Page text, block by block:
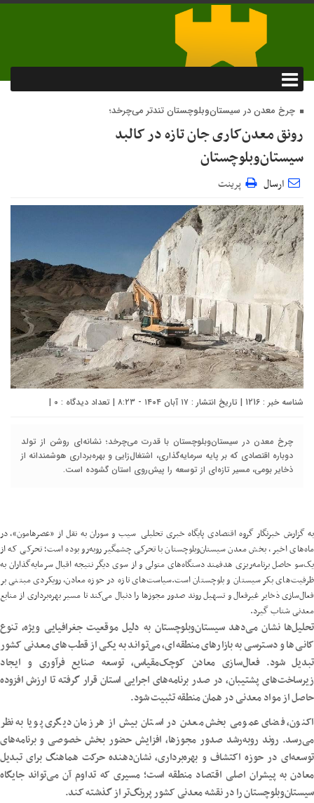
چرخ معدن در سیستان‌وبلوچستان تندتر می‌چرخد؛
رونق معدن‌کاری جان تازه در کالبد
سیستان‌وبلوچستان
ارسال پرینت
شناسه خبر : 1216 | تاریخ انتشار : ۱۷ آبان ۱۴۰۴ - ۸:۲۳ | تعداد دیدگاه : ۰ |
چرخ معدن در سیستان‌وبلوچستان با قدرت می‌چرخد؛ نشانه‌ای روشن از تولد
دوباره اقتصادی که بر پایه سرمایه‌گذاری، اشتغال‌زایی و بهره‌برداری هوشمندانه از
ذخایر بومی، مسیر تازه‌ای از توسعه را پیش‌روی استان گشوده است.
به گزارش خبرنگار گروه اقتصادی پایگاه خبری تحلیلی سیب و سوران به نقل از «عصرهامون»، در
ماه‌های اخیر، بخش معدن سیستان‌وبلوچستان با تحرکی چشمگیر روبه‌رو بوده است؛ تحرکی که از
یک‌سو حاصل برنامه‌ریزی هدفمند دستگاه‌های متولی و از سوی دیگر نتیجه اقبال سرمایه‌گذاران به
ظرفیت‌های بکر سیستان و بلوچستان است.سیاست‌های تازه در حوزه معادن، رویکردی مبتنی بر
فعال‌سازی ذخایر غیرفعال و تسهیل روند صدور مجوزها را دنبال می‌کند تا مسیر بهره‌برداری از منابع
معدنی شتاب گیرد.
تحلیل‌ها نشان می‌دهد سیستان‌وبلوچستان به دلیل موقعیت جغرافیایی ویژه، تنوع
کانی‌ها و دسترسی به بازارهای منطقه‌ای، می‌تواند به یکی از قطب‌های معدنی کشور
تبدیل شود. فعال‌سازی معادن کوچک‌مقیاس، توسعه صنایع فرآوری و ایجاد
زیرساخت‌های پشتیبان، در صدر برنامه‌های اجرایی استان قرار گرفته تا ارزش افزوده
حاصل از مواد معدنی در همان منطقه تثبیت شود.
اکنون، فضای عمومی بخش معدن در استان بیش از هر زمان دیگری پویا به نظر
می‌رسد. روند روبه‌رشد صدور مجوزها، افزایش حضور بخش خصوصی و برنامه‌های
توسعه‌ای در حوزه اکتشاف و بهره‌برداری، نشان‌دهنده حرکت هماهنگ برای تبدیل
معادن به پیشران اصلی اقتصاد منطقه است؛ مسیری که تداوم آن می‌تواند جایگاه
سیستان‌وبلوچستان را در نقشه معدنی کشور پررنگ‌تر از گذشته کند.